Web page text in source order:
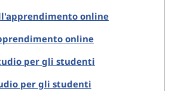
online
online
per gli studenti
per gli studenti